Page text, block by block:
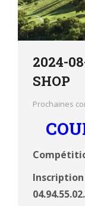
2024-
SHOP
Prochaines
Inscription